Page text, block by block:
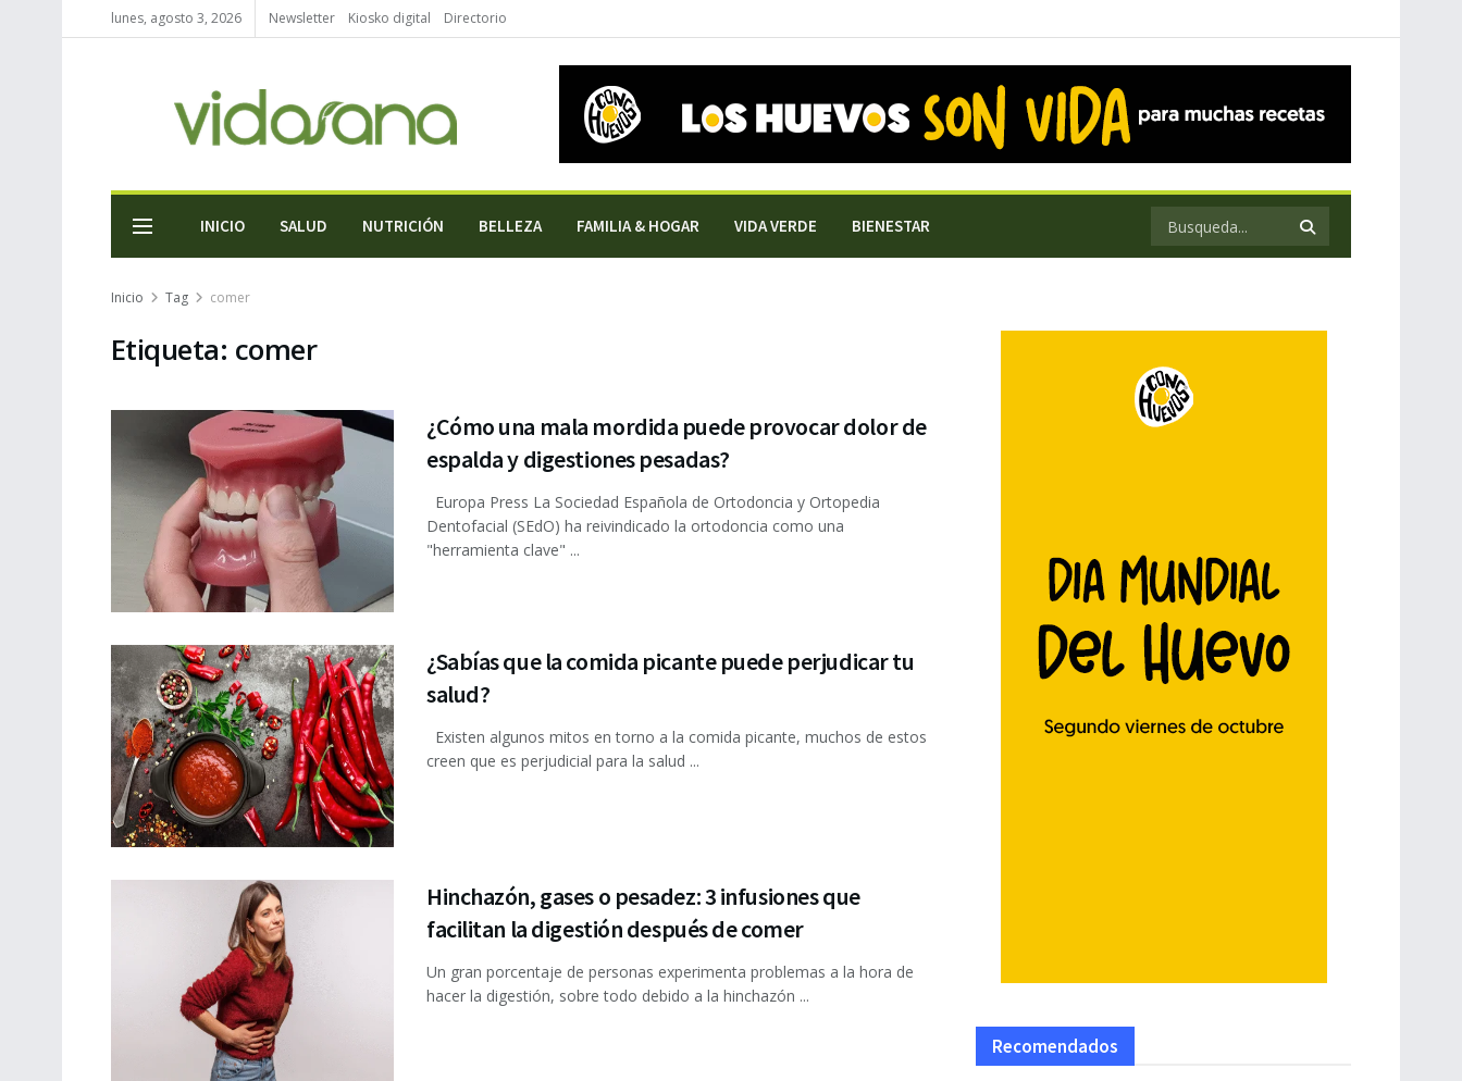
lunes, agosto 3, 2026 Newsletter Kiosko digital Directorio
INICIO SALUD NUTRICIÓN BELLEZA FAMILIA & HOGAR VIDA VERDE BIENESTAR
Inicio Tag comer
Etiqueta: comer
¿Cómo una mala mordida puede provocar dolor de
espalda y digestiones pesadas?
Europa Press La Sociedad Española de Ortodoncia y Ortopedia
Dentofacial (SEdO) ha reivindicado la ortodoncia como una
"herramienta clave" ...
¿Sabías que la comida picante puede perjudicar tu
salud?
Existen algunos mitos en torno a la comida picante, muchos de estos
creen que es perjudicial para la salud ...
Hinchazón, gases o pesadez: 3 infusiones que
facilitan la digestión después de comer
Un gran porcentaje de personas experimenta problemas a la hora de
hacer la digestión, sobre todo debido a la hinchazón ...
Recomendados